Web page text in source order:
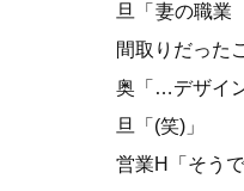
旦「妻の職業
間取りだった
奥「…デザイ
旦「(笑)」
営業H「そう